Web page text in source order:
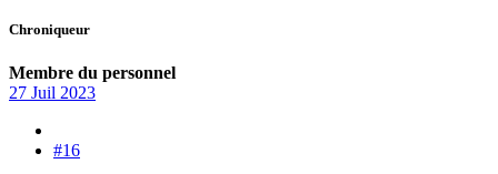
Chroniqueur
Membre du personnel
27 Juil 2023
#16